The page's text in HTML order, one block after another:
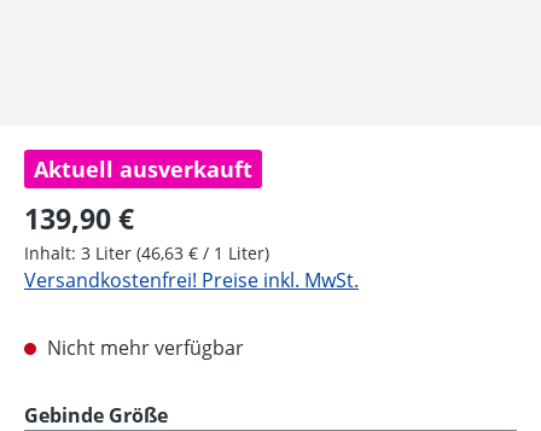
Aktuell ausverkauft
Regulärer Preis:
139,90 €
Inhalt: 3 Liter (46,63 € / 1 Liter)
Versandkostenfrei! Preise inkl. MwSt.
Nicht mehr verfügbar
Gebinde Größeauswählen